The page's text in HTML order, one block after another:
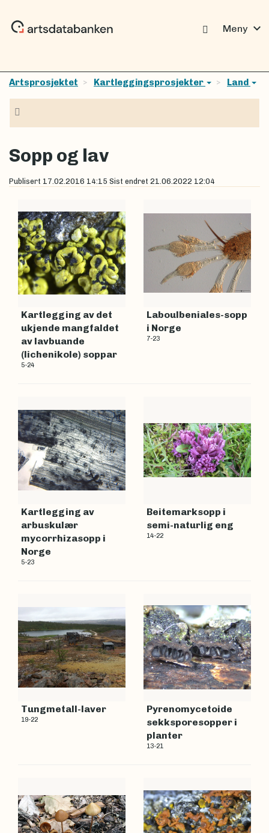
Meny expand_more
Artsprosjektet Kartleggingsprosjekter Land
Sopp og lav
Publisert 17.02.2016 14:15 Sist endret 21.06.2022 12:04
Kartlegging av det
ukjende mangfaldet
av lavbuande
(lichenikole) soppar
5-24
Laboulbeniales-sopp
i Norge
7-23
Kartlegging av
arbuskulær
mycorrhizasopp i
Norge
5-23
Beitemarksopp i
semi-naturlig eng
14-22
Tungmetall-laver
19-22
Pyrenomycetoide
sekksporesopper i
planter
13-21